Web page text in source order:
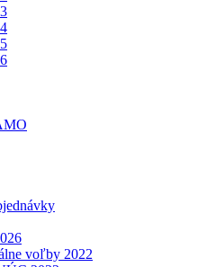
voľby 2022